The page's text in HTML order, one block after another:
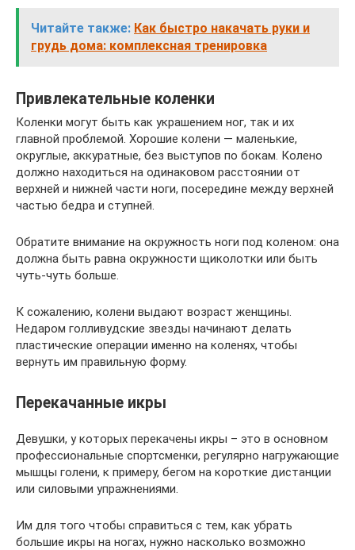
Читайте также: Как быстро накачать руки и
грудь дома: комплексная тренировка
Привлекательные коленки
Коленки могут быть как украшением ног, так и их
главной проблемой. Хорошие колени — маленькие,
округлые, аккуратные, без выступов по бокам. Колено
должно находиться на одинаковом расстоянии от
верхней и нижней части ноги, посередине между верхней
частью бедра и ступней.
Обратите внимание на окружность ноги под коленом: она
должна быть равна окружности щиколотки или быть
чуть-чуть больше.
К сожалению, колени выдают возраст женщины.
Недаром голливудские звезды начинают делать
пластические операции именно на коленях, чтобы
вернуть им правильную форму.
Перекачанные икры
Девушки, у которых перекачены икры – это в основном
профессиональные спортсменки, регулярно нагружающие
мышцы голени, к примеру, бегом на короткие дистанции
или силовыми упражнениями.
Им для того чтобы справиться с тем, как убрать
большие икры на ногах, нужно насколько возможно